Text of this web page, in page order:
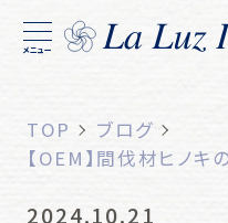
メニュー
TOP
ブログ
【OEM】間伐材ヒノキ
2024.10.21